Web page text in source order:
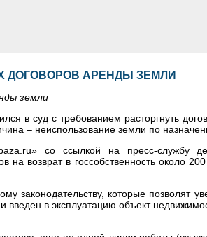
ДОГОВОРОВ АРЕНДЫ ЗЕМЛИ
земли
в суд с требованием расторгнуть
– неиспользование земли по
со ссылкой на пресс-службу
возврат в госсобственность около 200
законодательству, которые позволят
в эксплуатацию объект